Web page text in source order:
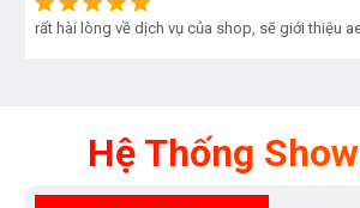
rất hài lòng về dịch vụ của shop, sẽ giới thiệu
Hệ Thống